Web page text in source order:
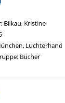
Bilkau, Kristine
Luchterhand
Bücher